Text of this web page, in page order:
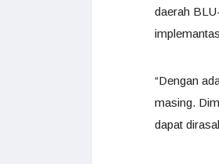
daerah
“Dengan
masing.
dapat